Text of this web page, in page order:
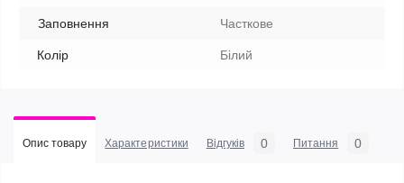
Заповнення Часткове
Колір Білий
Опис товару Характеристики Відгуків 0 Питання 0